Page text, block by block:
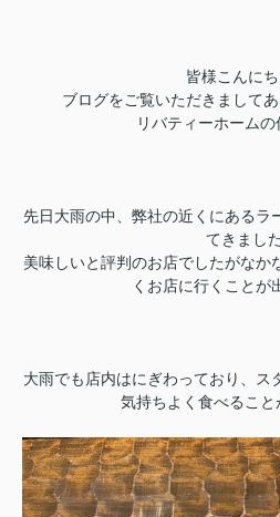
皆様こんにち
ブログをご覧いただきまして
リバティーホーム
先日大雨の中、弊社の近くにあるラ
てきまし
美味しいと評判のお店でしたがなか
くお店に行くことが
大雨でも店内はにぎわっており、ス
気持ちよく食べること